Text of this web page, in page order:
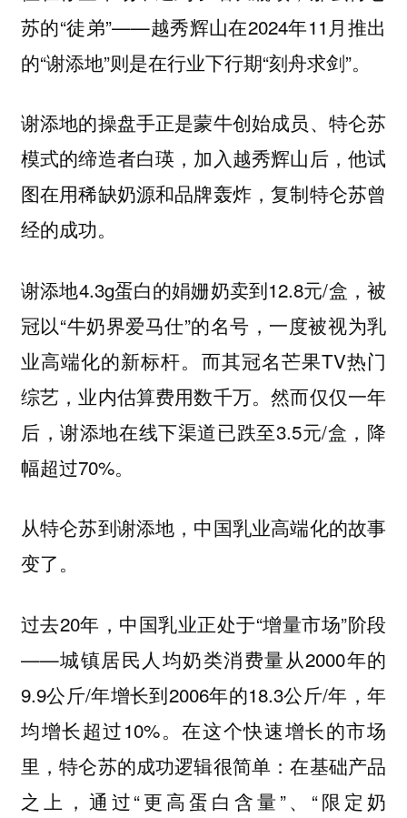
苏的“徒弟”——越秀辉山在2024年11月推出
的“谢添地”则是在行业下行期“刻舟求剑”。
谢添地的操盘手正是蒙牛创始成员、特仑苏
模式的缔造者白瑛，加入越秀辉山后，他试
图在用稀缺奶源和品牌轰炸，复制特仑苏曾
经的成功。
谢添地4.3g蛋白的娟姗奶卖到12.8元/盒，被
冠以“牛奶界爱马仕”的名号，一度被视为乳
业高端化的新标杆。而其冠名芒果TV热门
综艺，业内估算费用数千万。然而仅仅一年
后，谢添地在线下渠道已跌至3.5元/盒，降
幅超过70%。
从特仑苏到谢添地，中国乳业高端化的故事
变了。
过去20年，中国乳业正处于“增量市场”阶段
——城镇居民人均奶类消费量从2000年的
9.9公斤/年增长到2006年的18.3公斤/年，年
均增长超过10%。在这个快速增长的市场
里，特仑苏的成功逻辑很简单：在基础产品
之上，通过“更高蛋白含量”、“限定奶